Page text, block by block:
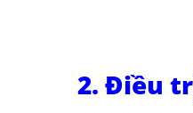
2. Điều